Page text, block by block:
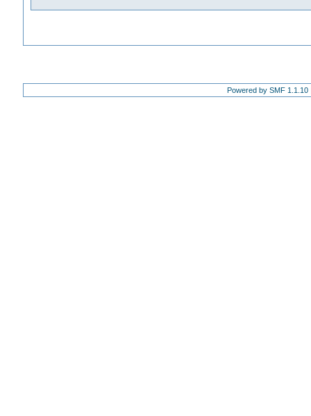
Powered by SMF 1.1.10